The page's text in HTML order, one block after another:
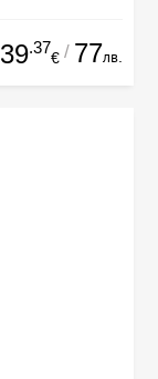
39.37
€ / 77лв.